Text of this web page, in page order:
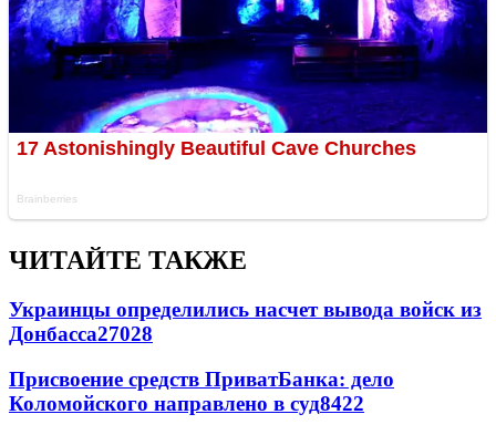
ЧИТАЙТЕ ТАКЖЕ
Украинцы определились насчет вывода войск из
Донбасса27028
Присвоение средств ПриватБанка: дело
Коломойского направлено в суд8422